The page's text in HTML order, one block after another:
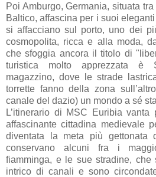
Poi Amburgo, Germania, situata
Baltico, affascina per i suoi
si affacciano sul porto, uno dei
cosmopolita, ricca e alla moda,
che sfoggia ancora il titolo di
turistica molto apprezzata è
magazzino, dove le strade
torrette fanno della zona
canale del dazio) un mondo a sé
L’itinerario di MSC Euribia
affascinante cittadina medievale
diventata la meta più
conservano alcuni fra i
fiamminga, e le sue stradine, che
intrico di canali e sono